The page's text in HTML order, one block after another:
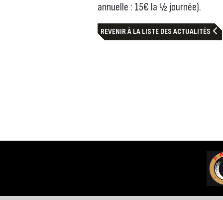
annuelle : 15€ la ½ journée).
REVENIR À LA LISTE DES ACTUALITÉS